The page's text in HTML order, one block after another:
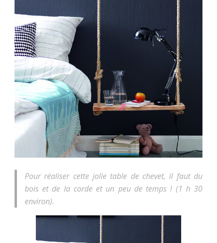
Pour réaliser cette jolie table de chevet, il faut du
bois et de la corde et un peu de temps ! (1 h 30
environ).